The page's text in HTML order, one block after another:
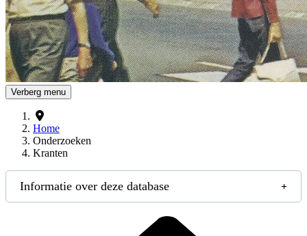
Verberg menu
Home
Onderzoeken
Kranten
Informatie over deze database